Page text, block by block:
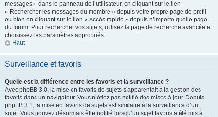
messages » dans le panneau de l’utilisateur, en cliquant sur le lien
« Rechercher les messages du membre » depuis votre propre page de profil
ou bien en cliquant sur le lien « Accès rapide » depuis n’importe quelle page
du forum. Pour rechercher vos sujets, utilisez la page de recherche avancée et
choisissez les paramètres appropriés.
Haut
Surveillance et favoris
Quelle est la différence entre les favoris et la surveillance ?
Avec phpBB 3.0, la mise en favoris de sujets s’apparentait à la gestion des
favoris dans un navigateur. Vous n’étiez pas notifié des mises à jour. Depuis
phpBB 3.1, la mise en favoris de sujets est similaire à la surveillance d’un
sujet. Vous pouvez désormais être notifié lorsqu’un sujet favoris a été mis à